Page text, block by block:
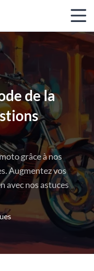
de la
grâce à nos
Augmentez vos
avec nos astuces